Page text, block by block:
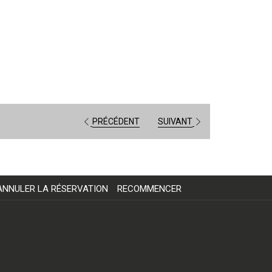
PRÉCÉDENT SUIVANT
LA RÉSERVATION RECOMMENCER